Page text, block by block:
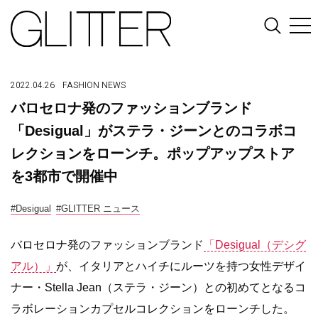
2022.04.26 FASHION NEWS
バロセロナ発のファッションブランド
「Desigual」がステラ・ジーンとのコラボコ
レクションをローンチ。ポップアップストア
を3都市で開催中
#Desigual #GLITTER ニュース
バロセロナ発のファッションブランド
「Desigual（デシグ
アル）」 が、イタリアとハイチにルーツを持つ女性デザイ
ナー・Stella Jean（ステラ・ジーン）との初めてとなるコ
ラボレーションカプセルコレクションをローンチした。